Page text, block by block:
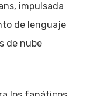
impulsada
de lenguaje
de nube